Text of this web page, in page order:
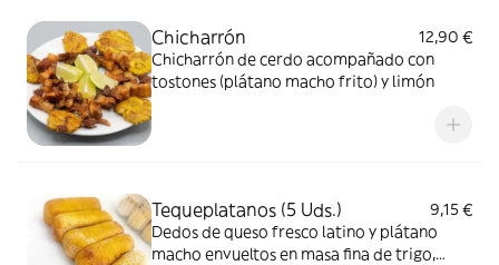
Chicharrón
12,90 €
Chicharrón de cerdo acompañado con
tostones (plátano macho frito) y limón
Tequeplatanos (5 Uds.)
9,15 €
Dedos de queso fresco latino y plátano
macho envueltos en masa fina de trigo,